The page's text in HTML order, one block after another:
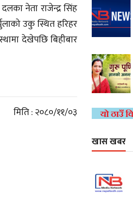
नेता राजेन्द्र सिंह
उकु स्थित हरिहर
देखेपछि बिहीबार
मिति : २०८०/११/०३
खास खबर